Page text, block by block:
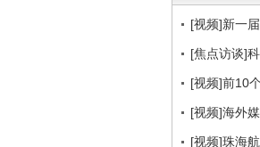
[视频]新一
[焦点访谈]
[视频]前10
[视频]海外
[视频]珠海